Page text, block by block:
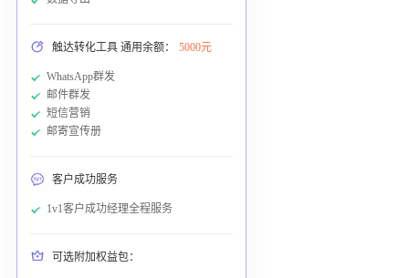
触达转化工具 通用余额： 5000元
WhatsApp群发
邮件群发
短信营销
邮寄宣传册
客户成功服务
1v1客户成功经理全程服务
可选附加权益包：